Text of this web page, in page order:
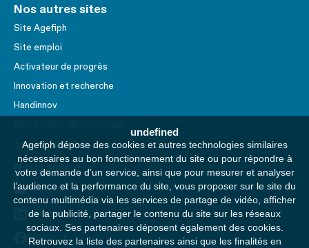
undefined
Agefiph dépose des cookies et autres technologies similaires
nécessaires au bon fonctionnement du site ou pour répondre à
votre demande d’un service, ainsi que pour mesurer et analyser
l’audience et la performance du site, vous proposer sur le site du
contenu multimédia via les services de partage de vidéo, afficher
de la publicité, partager le contenu du site sur les réseaux
sociaux. Ses partenaires déposent également des cookies.
Retrouvez la liste des partenaires ainsi que les finalités en
Nos autres sites
Site Agefiph
Site emploi
Activateur de progrès
Innovation et recherche
Handinnov
Service AppuiPro
Nous suivre
Youtube
Linkedin
Facebook